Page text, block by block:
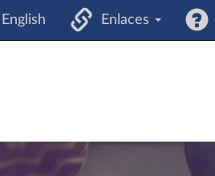
English Enlaces